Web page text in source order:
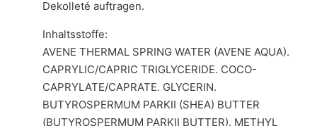
Dekolleté auftragen.
Inhaltsstoffe:
AVENE THERMAL SPRING WATER (AVENE AQUA).
CAPRYLIC/CAPRIC TRIGLYCERIDE. COCO-
CAPRYLATE/CAPRATE. GLYCERIN.
BUTYROSPERMUM PARKII (SHEA) BUTTER
(BUTYROSPERMUM PARKII BUTTER). METHYL